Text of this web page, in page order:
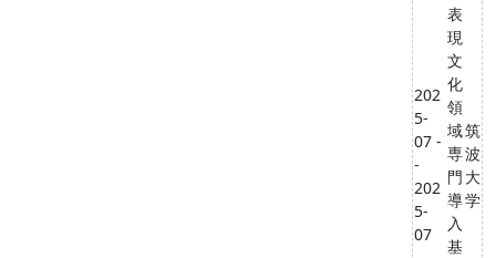
202
5-
07 -
-
202
5-
07
表
現
文
化
領
域
専
門
導
入
基
筑
波
大
学